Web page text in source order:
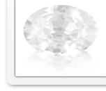
Zirkon
Karatgewicht Summe
0,209 ct